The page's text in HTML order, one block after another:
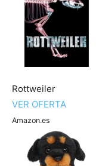
Rottweiler
VER OFERTA
Amazon.es